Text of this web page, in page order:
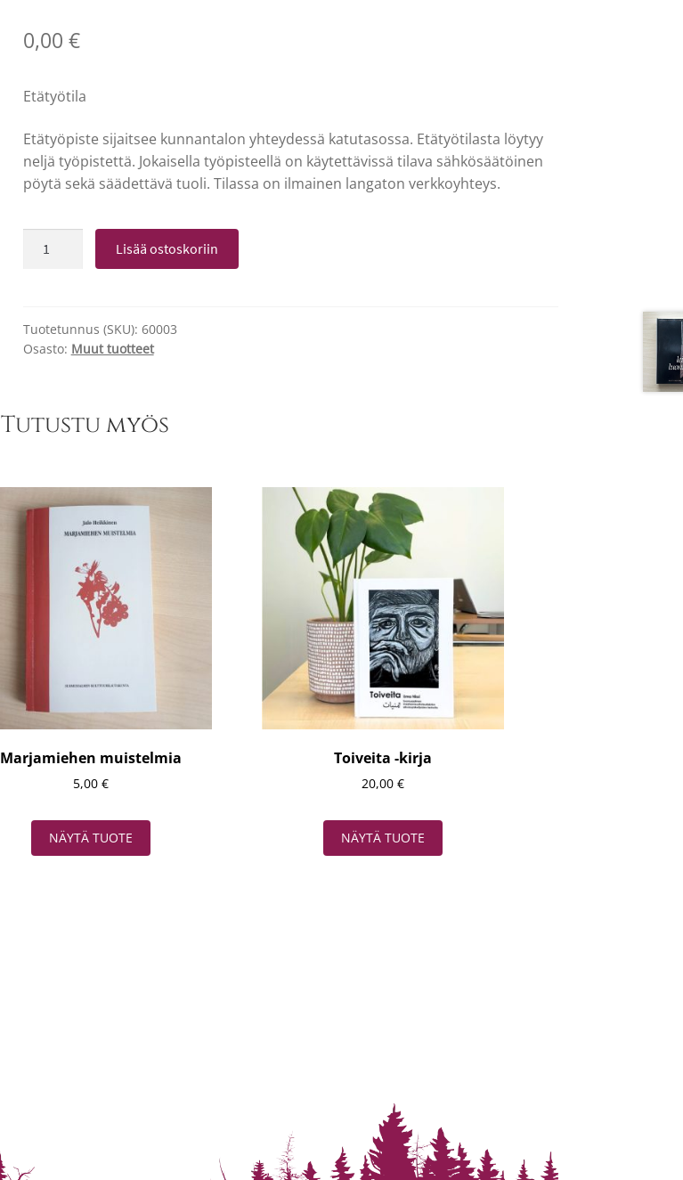
0,00 €
Etätyötila
Etätyöpiste sijaitsee kunnantalon yhteydessä katutasossa. Etätyötilasta löytyy
neljä työpistettä. Jokaisella työpisteellä on käytettävissä tilava sähkösäätöinen
pöytä sekä säädettävä tuoli. Tilassa on ilmainen langaton verkkoyhteys.
Lisää ostoskoriin
Tuotetunnus (SKU): 60003
Osasto: Muut tuotteet
Tutustu myös
Marjamiehen muistelmia
5,00 €
NÄYTÄ TUOTE
Toiveita -kirja
20,00 €
NÄYTÄ TUOTE